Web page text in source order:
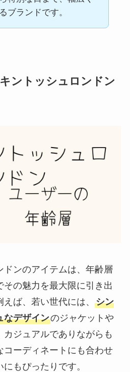
ブランドです。
ントッシュロンドン
ドンのアイテムは、年齢層
その魅力を最大限に引き出
ば、若い世代には、 シン
なデザインのジャケットや
カジュアルでありながらも
コーディネートにも合わせ
もぴったりです。